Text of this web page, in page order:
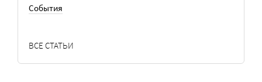
События
ВСЕ СТАТЬИ